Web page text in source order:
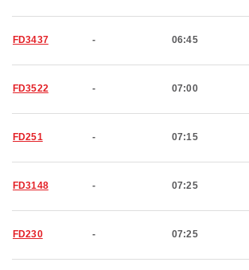
FD3437 - 06:45
FD3522 - 07:00
FD251 - 07:15
FD3148 - 07:25
FD230 - 07:25